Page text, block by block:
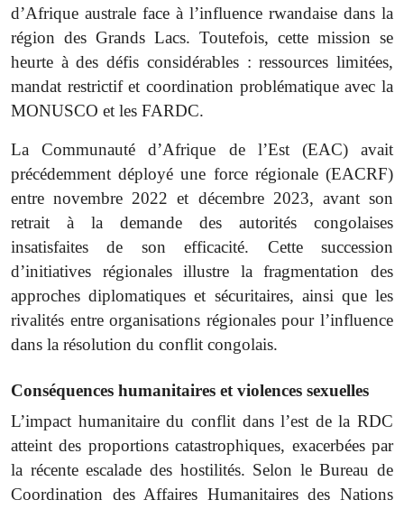
d’Afrique australe face à l’influence rwandaise dans la
région des Grands Lacs. Toutefois, cette mission se
heurte à des défis considérables : ressources limitées,
mandat restrictif et coordination problématique avec la
MONUSCO et les FARDC.
La Communauté d’Afrique de l’Est (EAC) avait
précédemment déployé une force régionale (EACRF)
entre novembre 2022 et décembre 2023, avant son
retrait à la demande des autorités congolaises
insatisfaites de son efficacité. Cette succession
d’initiatives régionales illustre la fragmentation des
approches diplomatiques et sécuritaires, ainsi que les
rivalités entre organisations régionales pour l’influence
dans la résolution du conflit congolais.
Conséquences humanitaires et violences sexuelles
L’impact humanitaire du conflit dans l’est de la RDC
atteint des proportions catastrophiques, exacerbées par
la récente escalade des hostilités. Selon le Bureau de
Coordination des Affaires Humanitaires des Nations